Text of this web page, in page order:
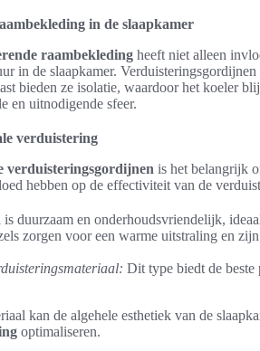
in de slaapkamer
raambekleding heeft niet alleen
in de slaapkamer.
bieden ze isolatie, waardoor het koeler
en uitnodigende sfeer.
verduistering
verduisteringsgordijnen is het belangrijk
hebben op de effectiviteit van de
duurzaam en onderhoudsvriendelijk,
zorgen voor een warme uitstraling en
Dit type biedt de beste
kan de algehele esthetiek van de
optimaliseren.